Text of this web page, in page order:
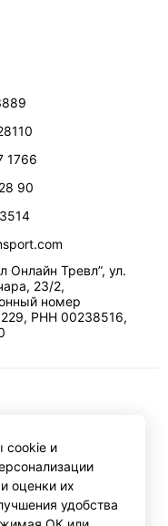
1766
90
Онлайн Тревл”, ул.
23/2,
номер
РНН 00238516,
cookie и
оценки их
удобства